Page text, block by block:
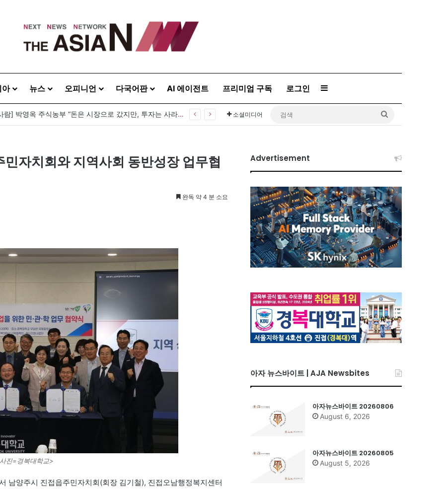
아 뉴스 오피니언 다국어판 AI 에이전트 프리미엄 구독 로그인 Sidebar
뒤 1미터…“보이지 않는 자리에서 누구를 지킨다는 것” 소셜미디어
자치회와 지역사회 동반성장 업무협
완독 약 4 분 소요
진=경복대학교>
남양주시 진접읍주민자치회(회장 김기철), 진접오남행정복지센터
Advertisement
아자 뉴스바이트 | AJA Newsbites
아자뉴스바이트 20260806
August 6, 2026
아자뉴스바이트 20260805
August 5, 2026